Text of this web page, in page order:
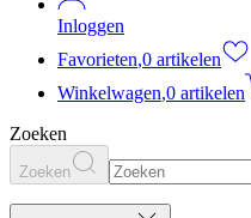
Inloggen
Favorieten,0 artikelen
Winkelwagen,0 artikelen
Zoeken
Zoeken